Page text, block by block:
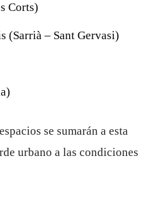
Corts)
(Sarrià – Sant Gervasi)
se sumarán a esta
urbano a las condiciones